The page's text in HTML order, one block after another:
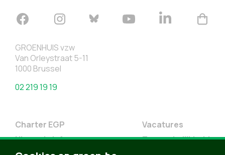
GROENHUIS vzw
Van Orleystraat 5-11
1000 Brussel
02 219 19 19
Charter EGP
Nieuwsbrief
Vacatures
Toegankelijkheid